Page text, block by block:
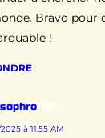
Bravo pour
!
Dit :
à 11:55 AM